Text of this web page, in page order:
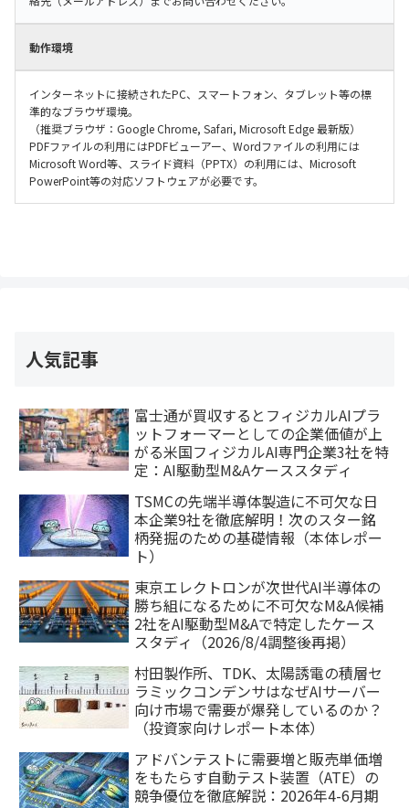
動作環境
インターネットに接続されたPC、スマートフォン、タブレット等の標
準的なブラウザ環境。
（推奨ブラウザ：Google Chrome, Safari, Microsoft Edge 最新版）
PDFファイルの利用にはPDFビューアー、Wordファイルの利用には
Microsoft Word等、スライド資料（PPTX）の利用には、Microsoft
PowerPoint等の対応ソフトウェアが必要です。
人気記事
富士通が買収するとフィジカルAIプラ
ットフォーマーとしての企業価値が上
がる米国フィジカルAI専門企業3社を特
定：AI駆動型M&Aケーススタディ
TSMCの先端半導体製造に不可欠な日
本企業9社を徹底解明！次のスター銘
柄発掘のための基礎情報（本体レポー
ト）
東京エレクトロンが次世代AI半導体の
勝ち組になるために不可欠なM&A候補
2社をAI駆動型M&Aで特定したケース
スタディ（2026/8/4調整後再掲）
村田製作所、TDK、太陽誘電の積層セ
ラミックコンデンサはなぜAIサーバー
向け市場で需要が爆発しているのか？
（投資家向けレポート本体）
アドバンテストに需要増と販売単価増
をもたらす自動テスト装置（ATE）の
競争優位を徹底解説：2026年4-6月期